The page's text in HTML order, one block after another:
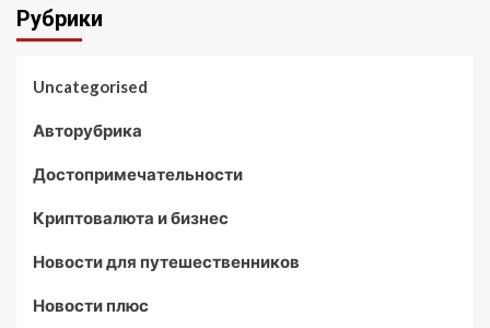
Рубрики
Uncategorised
Авторубрика
Достопримечательности
Криптовалюта и бизнес
Новости для путешественников
Новости плюс